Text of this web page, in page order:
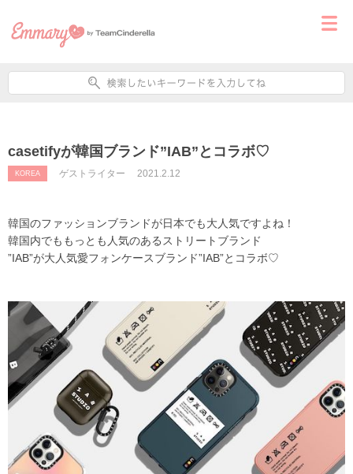
casetifyが韓国ブランド”IAB”とコラボ♡
KOREA ゲストライター 2021.2.12
韓国のファッションブランドが日本でも大人気ですよね！
韓国内でももっとも人気のあるストリートブランド
”IAB”が大人気愛フォンケースブランド”IAB”とコラボ♡